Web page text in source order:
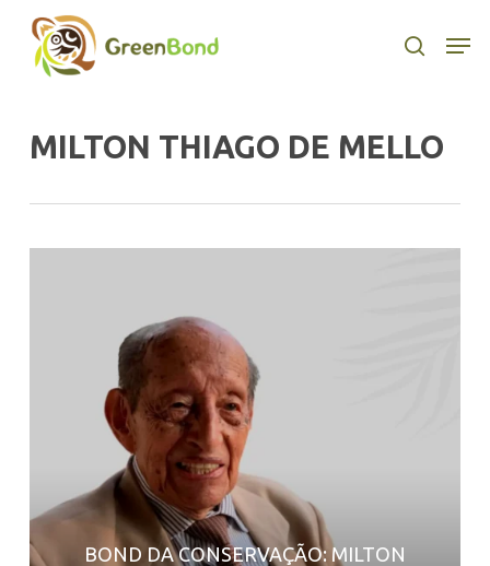
main
content
search
MILTON THIAGO DE MELLO
BOND DA CONSERVAÇÃO: MILTON